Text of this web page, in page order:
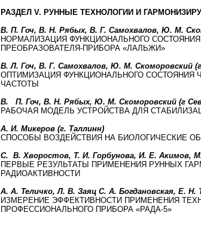
РАЗДЕЛ V. РУННЫЕ ТЕХНОЛОГИИ И
В. П. Гоч, В. Н. Рябых, В. Г. Самохвалов, Ю. М.
НОРМАЛИЗАЦИЯ ФУНКЦИОНАЛЬНОГО
ПРЕОБРАЗОВАТЕЛЯ-ПРИБОРА «ЛАЛЬЖИ»
В. Л. Гоч, В. Г. Самохвалов, Ю. М. Скоморовский
ОПТИМИЗАЦИЯ ФУНКЦИОНАЛЬНОГО
ЧАСТОТЫ
B. П. Гоч, В. Н. Рябых, Ю. М. Скоморовский (г
РАБОЧАЯ МОДЕЛЬ УСТРОЙСТВА ДЛЯ
А. И. Микеров (г. Таллинн)
СПОСОБЫ ВОЗДЕЙСТВИЯ НА БИОЛОГИЧЕСКИЕ
C. В. Хворостов, Т. И. Горбунова, И. Е. Акимов,
ПЕРВЫЕ РЕЗУЛЬТАТЫ ПРИМЕНЕНИЯ РУННЫХ
РАДИОАКТИВНОСТИ
А. А. Теличко, Л. В. Заяц С. А. Богдановская, Е. Н.
ИЗМЕРЕНИЕ ЭФФЕКТИВНОСТИ ПРИМЕНЕНИЯ
ПРОФЕССИОНАЛЬНОГО ПРИБОРА «РАДА-5»